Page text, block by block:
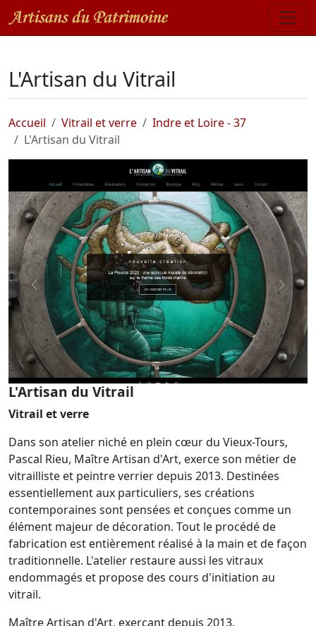
L'Artisan du Vitrail
Accueil Vitrail et verre
Indre et Loire - 37
L'Artisan du Vitrail
L'Artisan du Vitrail
Vitrail et verre
Dans son atelier niché en plein cœur du Vieux-Tours,
Pascal Rieu, Maître Artisan d'Art, exerce son métier de
vitrailliste et peintre verrier depuis 2013. Destinées
essentiellement aux particuliers, ses créations
contemporaines sont pensées et conçues comme un
élément majeur de décoration. Tout le procédé de
fabrication est entièrement réalisé à la main et de façon
traditionnelle. L'atelier restaure aussi les vitraux
endommagés et propose des cours d'initiation au
vitrail.
Maître Artisan d'Art, exerçant depuis 2013.